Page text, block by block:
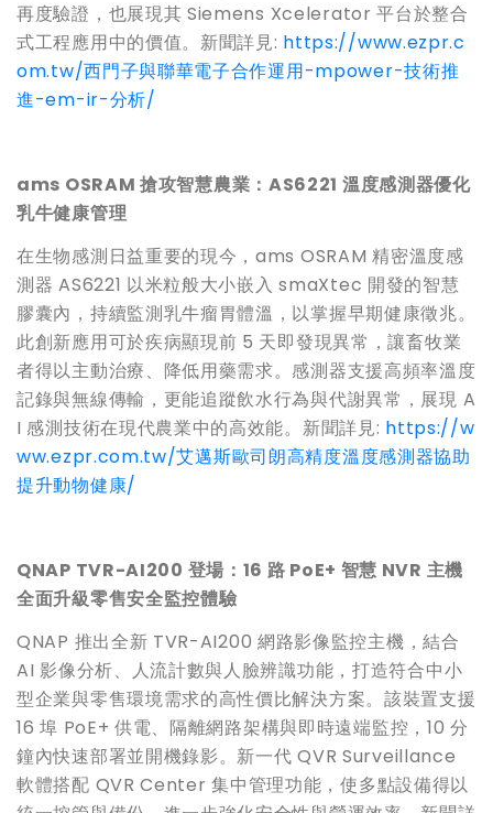
再度驗證，也展現其 Siemens Xcelerator 平台於整合
式工程應用中的價值。新聞詳見: https://www.ezpr.c
om.tw/西門子與聯華電子合作運用-mpower-技術推
進-em-ir-分析/
ams OSRAM 搶攻智慧農業：AS6221 溫度感測器優化
乳牛健康管理
在生物感測日益重要的現今，ams OSRAM 精密溫度感
測器 AS6221 以米粒般大小嵌入 smaXtec 開發的智慧
膠囊內，持續監測乳牛瘤胃體溫，以掌握早期健康徵兆。
此創新應用可於疾病顯現前 5 天即發現異常，讓畜牧業
者得以主動治療、降低用藥需求。感測器支援高頻率溫度
記錄與無線傳輸，更能追蹤飲水行為與代謝異常，展現 A
I 感測技術在現代農業中的高效能。新聞詳見: https://w
ww.ezpr.com.tw/艾邁斯歐司朗高精度溫度感測器協助
提升動物健康/
QNAP TVR-AI200 登場：16 路 PoE+ 智慧 NVR 主機
全面升級零售安全監控體驗
QNAP 推出全新 TVR-AI200 網路影像監控主機，結合
AI 影像分析、人流計數與人臉辨識功能，打造符合中小
型企業與零售環境需求的高性價比解決方案。該裝置支援
16 埠 PoE+ 供電、隔離網路架構與即時遠端監控，10 分
鐘內快速部署並開機錄影。新一代 QVR Surveillance
軟體搭配 QVR Center 集中管理功能，使多點設備得以